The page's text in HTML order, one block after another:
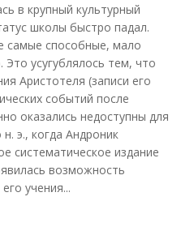
в крупный культурный
школы быстро падал.
самые способные, мало
усугублялось тем, что
Аристотеля (записи его
событий после
оказались недоступны для
э., когда Андроник
систематическое издание
возможность
учения...